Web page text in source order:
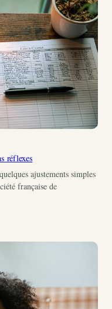
réflexes
ajustements simples
française de